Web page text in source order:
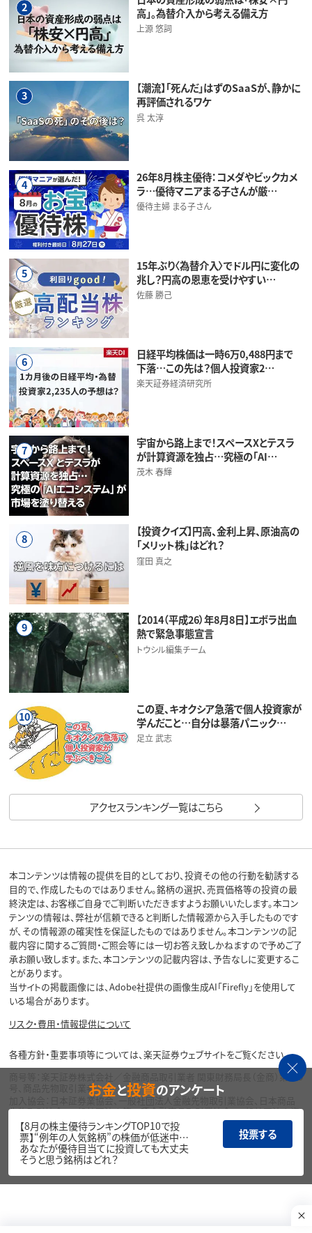
2
高」。為替介入から考える備え方
上源 悠詞
3
【潮流】「死んだ」はずのSaaSが、静かに
再評価されるワケ
呉 太淳
4
26年8月株主優待：コメダやビックカメ
ラ…優待マニアまる子さんが厳…
優待主婦 まる子さん
5
15年ぶり〈為替介入〉でドル円に変化の
兆し？円高の恩恵を受けやすい…
佐藤 勝己
6
日経平均株価は一時6万0,488円まで
下落…この先は？個人投資家2…
楽天証券経済研究所
7
宇宙から路上まで！スペースXとテスラ
が計算資源を独占…究極の「AI…
茂木 春輝
8
【投資クイズ】円高、金利上昇、原油高の
「メリット株」はどれ？
窪田 真之
9
【2014（平成26）年8月8日】エボラ出血
熱で緊急事態宣言
トウシル編集チーム
10
この夏、キオクシア急落で個人投資家が
学んだこと…自分は暴落パニック…
足立 武志
アクセスランキング一覧はこちら
本コンテンツは情報の提供を目的としており、投資その他の行動を勧誘する
目的で、作成したものではありません。銘柄の選択、売買価格等の投資の最
終決定は、お客様ご自身でご判断いただきますようお願いいたします。本コン
テンツの情報は、弊社が信頼できると判断した情報源から入手したものです
が、その情報源の確実性を保証したものではありません。本コンテンツの記
載内容に関するご質問・ご照会等には一切お答え致しかねますので予めご了
承お願い致します。また、本コンテンツの記載内容は、予告なしに変更するこ
とがあります。
当サイトの掲載画像には、Adobe社提供の画像生成AI「Firefly」を使用して
いる場合があります。
リスク・費用・情報提供について
各種方針・重要事項等については、楽天証券ウェブサイトをご覧ください。
商号等：楽天証券株式会社／金融商品取引業者 関東財務局長（金商）第195
号、商品先物取引業者
加入協会：日本証券業協会、一般社団法人金融先物取引業協会、日本商品
先物取引協会、一般社団法人第二種金融商品取引業協会、一般社団法人資
産運用業協会
Copyright©
1999-2026 Rakuten Securities, Inc. All
お金と投資のアンケート
【8月の株主優待ランキングTOP10で投
票】“例年の人気銘柄”の株価が低迷中…
あなたが優待目当てに投資しても大丈夫
そうと思う銘柄はどれ？
投票する